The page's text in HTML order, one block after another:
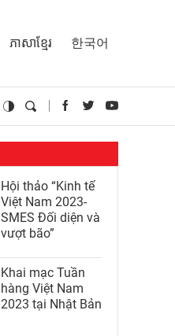
ភាសាខ្មែរ 한국어
Hội thảo “Kinh tế
Việt Nam 2023-
SMES Đối diện và
vượt bão”
Khai mạc Tuần
hàng Việt Nam
2023 tại Nhật Bản